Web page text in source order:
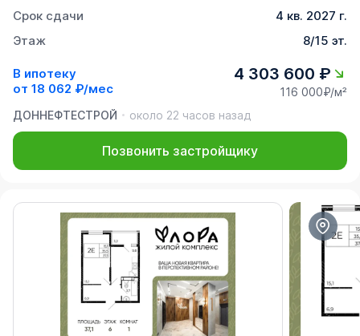
Срок сдачи
4 кв. 2027 г.
Этаж
8/15 эт.
В ипотеку
от 18 062 ₽/мес
4 303 600 ₽
116 000₽/м²
ДОННЕФТЕСТРОЙ
около 22 часов назад
Позвонить застройщику